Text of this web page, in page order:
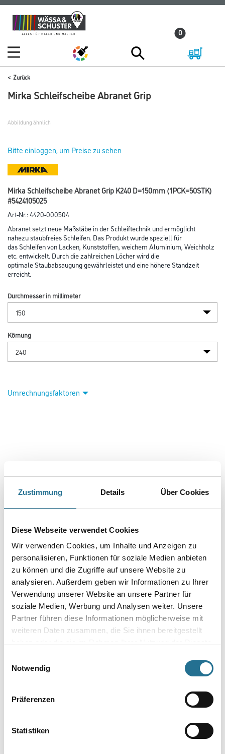
Zustimmung Details Über Cookies
Diese Webseite verwendet Cookies
Wir verwenden Cookies, um Inhalte und Anzeigen zu
personalisieren, Funktionen für soziale Medien anbieten
zu können und die Zugriffe auf unsere Website zu
analysieren. Außerdem geben wir Informationen zu Ihrer
Verwendung unserer Website an unsere Partner für
soziale Medien, Werbung und Analysen weiter. Unsere
Partner führen diese Informationen möglicherweise mit
weiteren Daten zusammen, die Sie ihnen bereitgestellt
Notwendig
Präferenzen
Statistiken
Zum
Inhalt
Zum
Navigationsmenü
0
Zurück
Mirka Schleifscheibe Abranet Grip
Abbildung ähnlich
Bitte einloggen, um Preise zu sehen
Mirka Schleifscheibe Abranet Grip K240 D=150mm (1PCK=50STK)
#5424105025
Art-Nr.:4420-000504
Abranet setzt neue Maßstäbe in der Schleiftechnik und ermöglicht
nahezu staubfreies Schleifen. Das Produkt wurde speziell für
das Schleifen von Lacken, Kunststoffen, weichem Aluminium, Weichholz
etc. entwickelt. Durch die zahlreichen Löcher wird die
optimale Staubabsaugung gewährleistet und eine höhere Standzeit
erreicht.
Durchmesser in millimeter
Körnung
Umrechnungsfaktoren
Produkteigenschaft
- Das einzigartige staubfreie Schleiferlebnis
- Extreme Lebensdauer aufgrund der Netzschleifstruktur (bis zu
10 Mal länger als Standardprodukte)
- Empfohlen für zahlreiche Holzarten, Farben und Lacke
- Beschleunigt die Oberflächenbearbeitung
- Gut geeignet für zahlreiche harte Oberflächenarten
- Geeignet für alle Schleifmaschinen – unabhängig von der
Lochkonfiguration
SPEZIFIKATIONEN